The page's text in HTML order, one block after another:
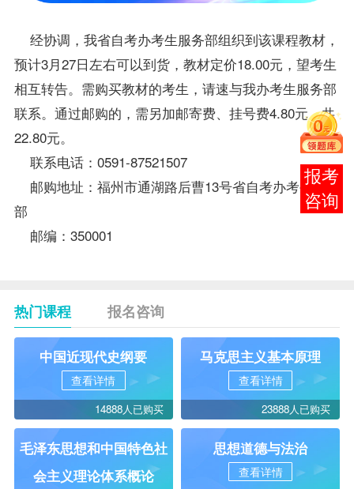
经协调，我省自考办考生服务部组织到该课程教材，
预计3月27日左右可以到货， 教材定价18.00元，望考生
相互转告。需购买教材的考生，请速与我办考生服务部
联系。通过邮购的，需另加邮寄费、挂号费4.80元，共
22.80元。
联系电话：0591-87521507
邮购地址：福州市通湖路后曹13号省自考办考生服务
部
邮编：350001
热门课程 报名咨询
中国近现代史纲要
查看详情
14888人已购买
马克思主义基本原理
查看详情
23888人已购买
毛泽东思想和中国特色社
会主义理论体系概论
思想道德与法治
查看详情
报考
咨询